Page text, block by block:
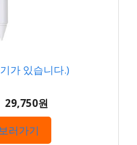
가 있습니다.)
29,750원
러가기